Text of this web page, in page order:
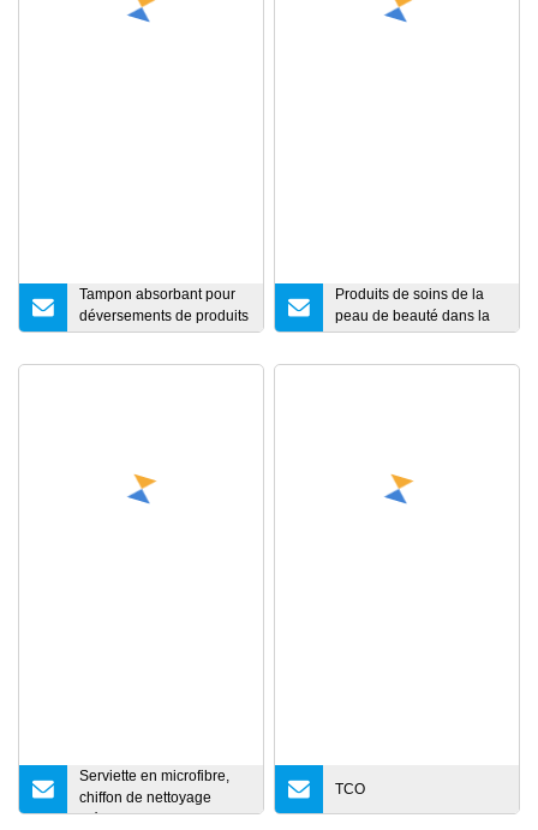
Tampon absorbant pour
déversements de produits
chimiques dangereux
Produits de soins de la
peau de beauté dans la
machine de scellage de
Serviette en microfibre,
chiffon de nettoyage
ménager pour salle de
TCO